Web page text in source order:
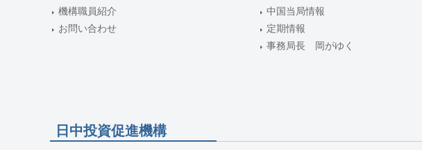
機構職員紹介
お問い合わせ
中国当局情報
定期情報
事務局長 岡がゆく
日中投資促進機構